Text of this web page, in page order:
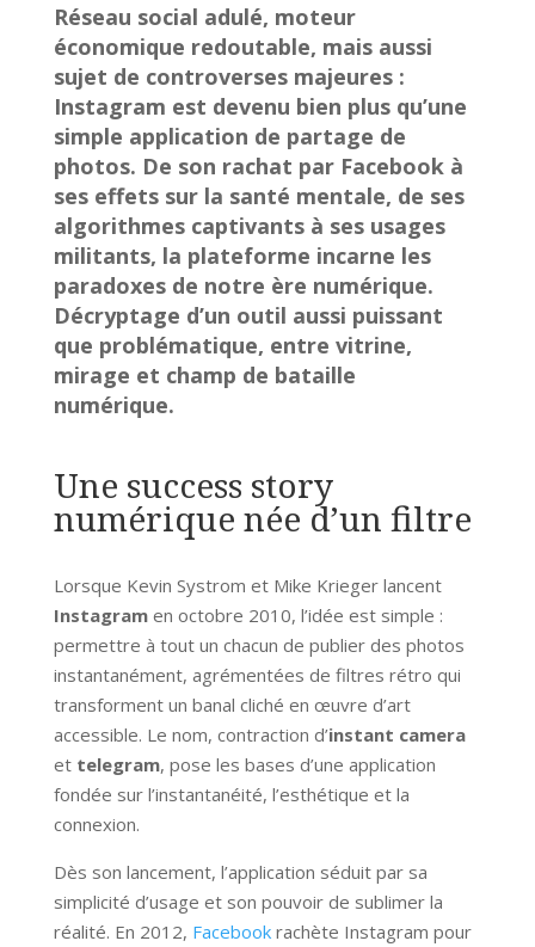
Réseau social adulé, moteur
économique redoutable, mais aussi
sujet de controverses majeures :
Instagram est devenu bien plus qu’une
simple application de partage de
photos. De son rachat par Facebook à
ses effets sur la santé mentale, de ses
algorithmes captivants à ses usages
militants, la plateforme incarne les
paradoxes de notre ère numérique.
Décryptage d’un outil aussi puissant
que problématique, entre vitrine,
mirage et champ de bataille
numérique.
Une success story
numérique née d’un filtre
Lorsque Kevin Systrom et Mike Krieger lancent
Instagramen octobre 2010, l’idée est simple :
permettre à tout un chacun de publier des photos
instantanément, agrémentées de filtres rétro qui
transforment un banal cliché en œuvre d’art
accessible. Le nom, contraction d’instant camera
et telegram, pose les bases d’une application
fondée sur l’instantanéité, l’esthétique et la
connexion.
Dès son lancement, l’application séduit par sa
simplicité d’usage et son pouvoir de sublimer la
réalité. En 2012, Facebookrachète Instagram pour